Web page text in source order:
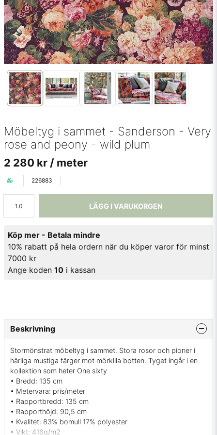
Möbeltyg i sammet - Sanderson - Very
rose and peony - wild plum
2 280 kr / meter
226883
LÄGG I VARUKORGEN
Köp mer - Betala mindre
10% rabatt på hela ordern när du köper varor för minst
7000 kr
Ange koden 10 i kassan
Beskrivning
Stormönstrat möbeltyg i sammet. Stora rosor och pioner i
härliga mustiga färger mot mörklila botten. Tyget ingår i en
kollektion som heter One sixty
• Bredd: 135 cm
• Metervara: pris/meter
• Rapportbredd: 135 cm
• Rapporthöjd: 90,5 cm
• Kvalitet: 83% bomull 17% polyester
• Vikt: 416g/m2